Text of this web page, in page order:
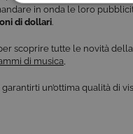
in onda le loro
di dollari.
scoprire tutte le novità
di musica,
garantirti un’ottima qualità di
COOKIE
Questi cookie sono